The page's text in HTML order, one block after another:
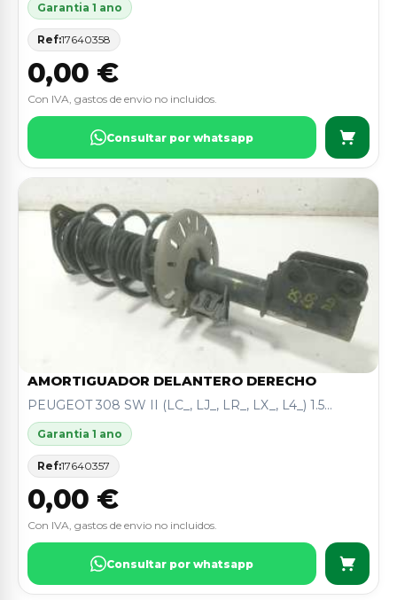
Garantia 1 ano
Ref:17640358
0,00 €
Con IVA, gastos de envio no incluidos.
Consultar por whatsapp
AMORTIGUADOR DELANTERO DERECHO
PEUGEOT 308 SW II (LC_, LJ_, LR_, LX_, L4_) 1.5...
Garantia 1 ano
Ref:17640357
0,00 €
Con IVA, gastos de envio no incluidos.
Consultar por whatsapp